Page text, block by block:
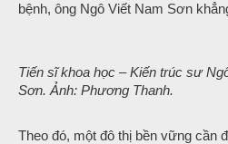
bệnh, ông Ngô Viết Nam Sơn
Tiến sĩ khoa học – Kiến trúc sư
Sơn. Ảnh: Phương Thanh.
Theo đó, một đô thị bền vững cần